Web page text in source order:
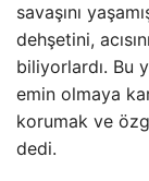
savaşını
dehşetini,
biliyorlardı. Bu
emin olmaya
korumak ve
dedi.